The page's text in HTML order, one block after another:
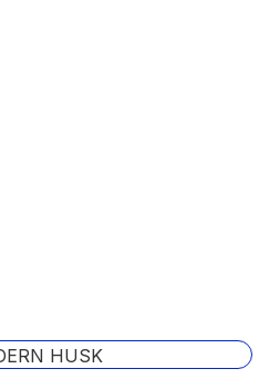
боковушками.